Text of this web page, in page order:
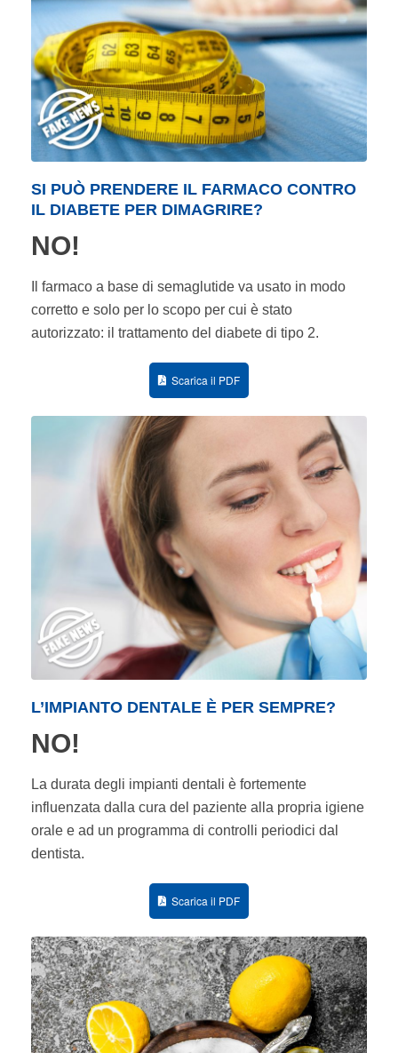
SI PUÒ PRENDERE IL FARMACO CONTRO
IL DIABETE PER DIMAGRIRE?
NO!
Il farmaco a base di semaglutide va usato in modo
corretto e solo per lo scopo per cui è stato
autorizzato: il trattamento del diabete di tipo 2.
Scarica il PDF
L’IMPIANTO DENTALE È PER SEMPRE?
NO!
La durata degli impianti dentali è fortemente
influenzata dalla cura del paziente alla propria igiene
orale e ad un programma di controlli periodici dal
dentista.
Scarica il PDF